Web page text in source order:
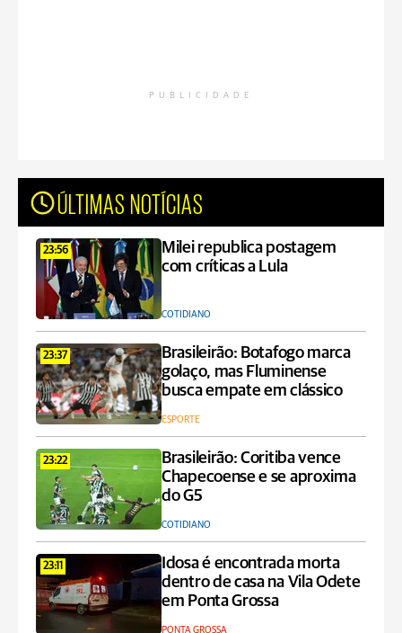
PUBLICIDADE
ÚLTIMAS NOTÍCIAS
23:56
Milei republica postagem
com críticas a Lula
COTIDIANO
23:37
Brasileirão: Botafogo marca
golaço, mas Fluminense
busca empate em clássico
ESPORTE
23:22
Brasileirão: Coritiba vence
Chapecoense e se aproxima
do G5
COTIDIANO
23:11
Idosa é encontrada morta
dentro de casa na Vila Odete
em Ponta Grossa
PONTA GROSSA